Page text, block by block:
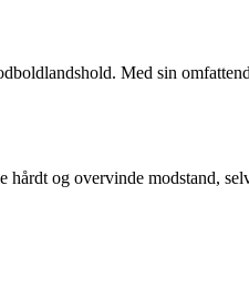
Med sin
og overvinde modstand,